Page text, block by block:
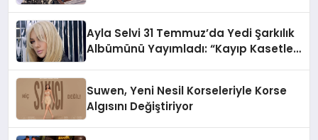
Ayla Selvi 31 Temmuz’da Yedi Şarkılık
Albümünü Yayımladı: “Kayıp Kasetler
Suwen, Yeni Nesil Korseleriyle Korse
Algısını Değiştiriyor